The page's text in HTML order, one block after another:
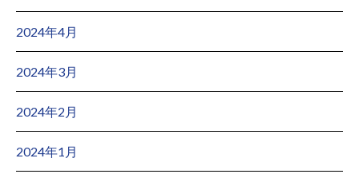
2024年4月
2024年3月
2024年2月
2024年1月